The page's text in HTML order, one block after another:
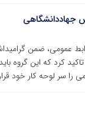
جهاددانشگاهی
عمومی، ضمن
کرد که این گروه
را سر لوحه کار خود